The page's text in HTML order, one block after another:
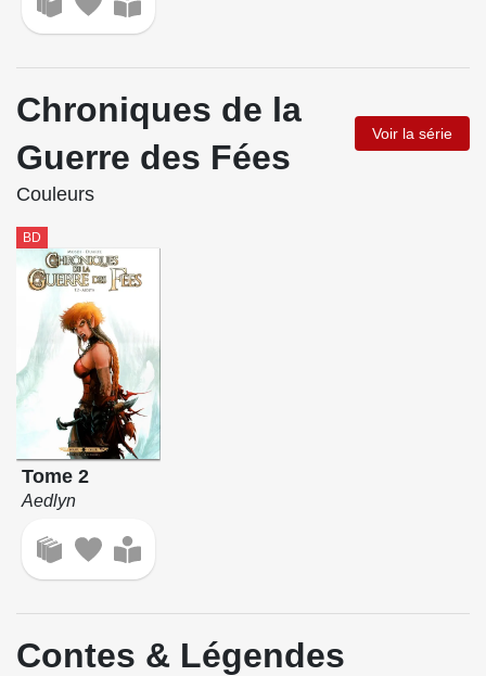
Chroniques de la
Guerre des Fées
Voir la série
Couleurs
BD
Tome 2
Aedlyn
Contes & Légendes